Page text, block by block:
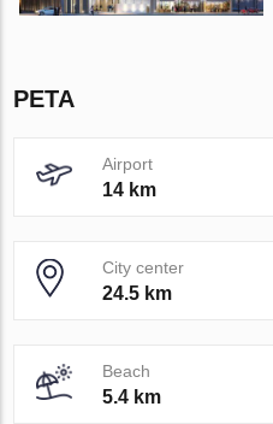
PETA
Airport
14 km
City center
24.5 km
Beach
5.4 km